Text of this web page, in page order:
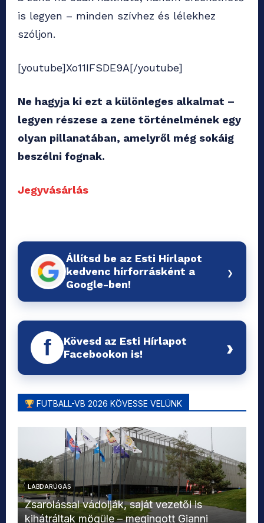
is legyen – minden szívhez és lélekhez
szóljon.
[youtube]Xo11IFSDE9A[/youtube]
Ne hagyja ki ezt a különleges alkalmat –
legyen részese a zene történelmének egy
olyan pillanatában, amelyről még sokáig
beszélni fognak.
Jegyvásárlás
Állítsd be az Esti Hírlapot
kedvenc hírforrásként a
Google-ben!
›
f
Kövesd az Esti Hírlapot
Facebookon is!
›
FUTBALL-VB 2026 KÖVESSE VELÜNK
LABDARÚGÁS
Zsarolással vádolják, saját vezetői is
kihátráltak mögüle – megingott Gianni